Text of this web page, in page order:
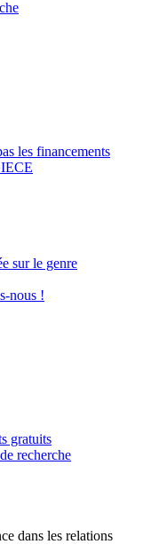
les financements
sur le genre
nous !
gratuits
recherche
dans les relations